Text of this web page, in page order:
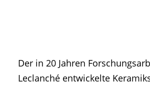
Der in 20 Jahren
Leclanché entwickelte